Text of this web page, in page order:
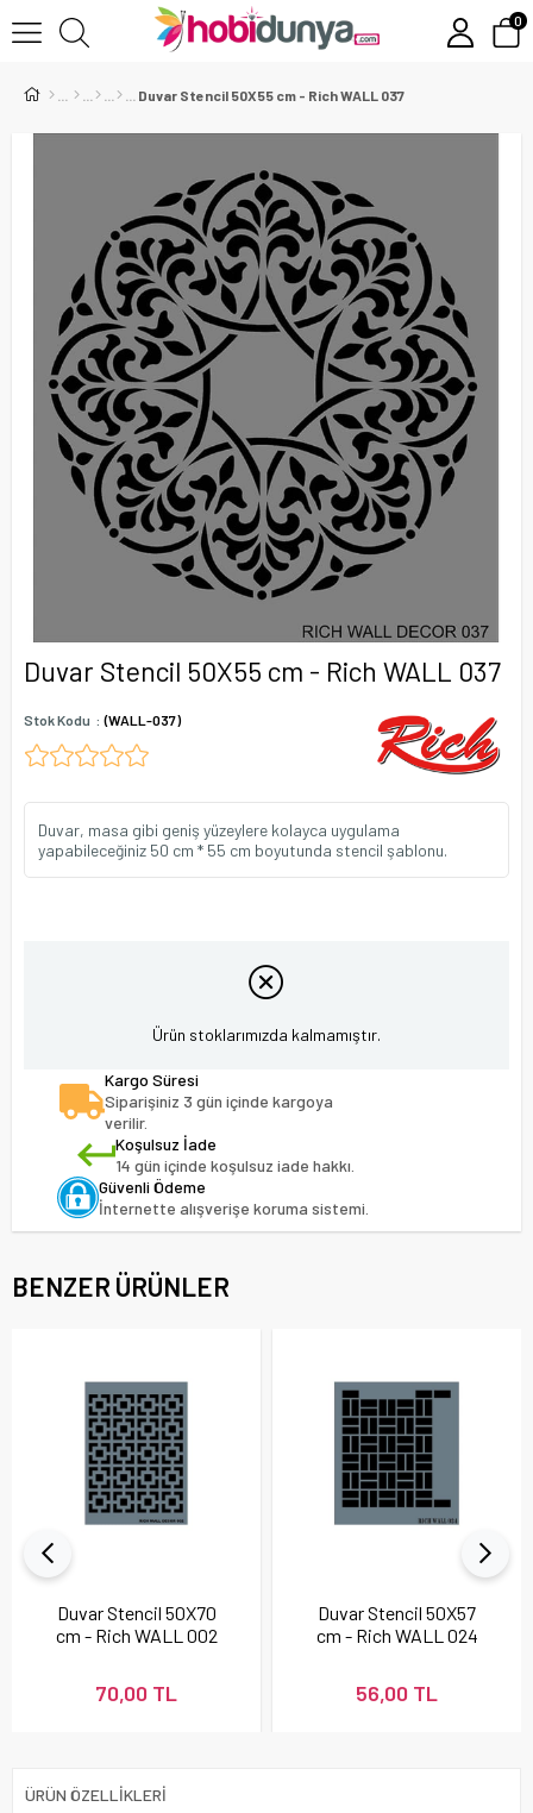
0
Duvar Stencil 50X55 cm - Rich WALL 037
Duvar Stencil 50X55 cm - Rich WALL 037
Stok Kodu (WALL-037)
Duvar, masa gibi geniş yüzeylere kolayca uygulama
yapabileceğiniz 50 cm * 55 cm boyutunda stencil şablonu.
Ürün stoklarımızda kalmamıştır.
Kargo Süresi
Siparişiniz 3 gün içinde kargoya
verilir.
Koşulsuz İade
14 gün içinde koşulsuz iade hakkı.
Güvenli Ödeme
İnternette alışverişe koruma sistemi.
BENZER ÜRÜNLER
Duvar Stencil 50X70
cm - Rich WALL 002
70,00 TL
Duvar Stencil 50X57
cm - Rich WALL 024
56,00 TL
ÜRÜN ÖZELLIKLERI